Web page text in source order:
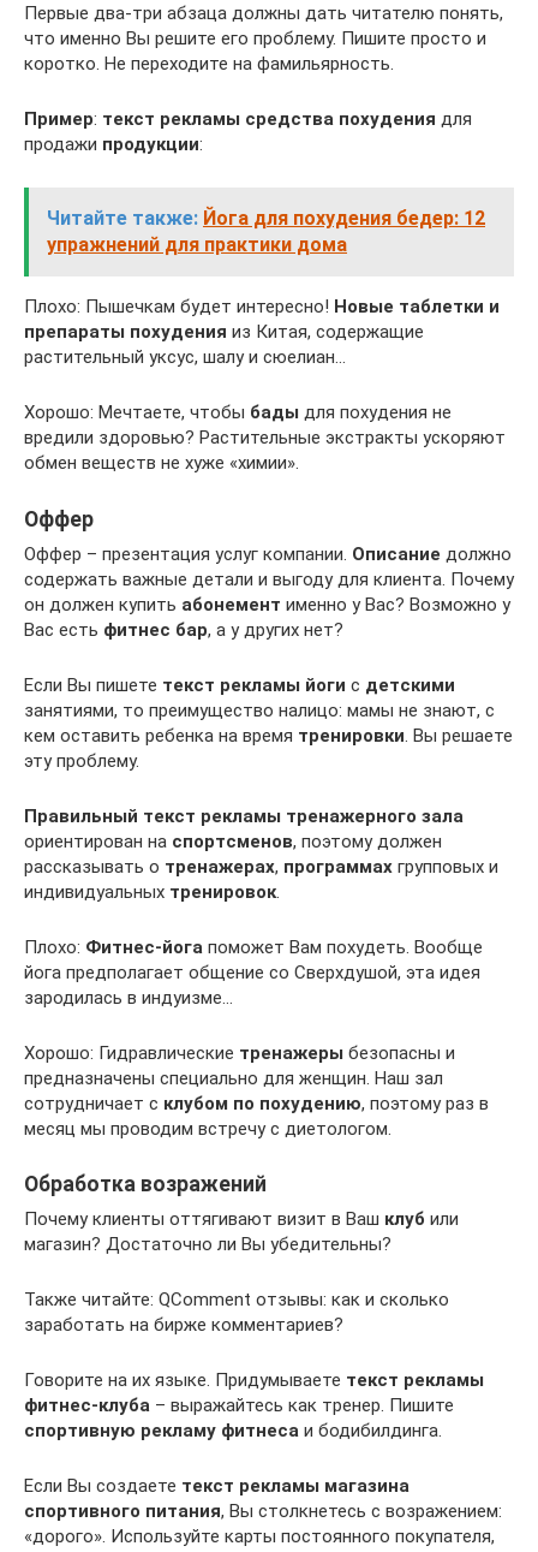
Первые два-три абзаца должны дать читателю понять,
что именно Вы решите его проблему. Пишите просто и
коротко. Не переходите на фамильярность.
Пример: текст рекламы средства похудения для
продажи продукции:
Читайте также: Йога для похудения бедер: 12
упражнений для практики дома
Плохо: Пышечкам будет интересно! Новые таблетки и
препараты похудения из Китая, содержащие
растительный уксус, шалу и сюелиан…
Хорошо: Мечтаете, чтобы бады для похудения не
вредили здоровью? Растительные экстракты ускоряют
обмен веществ не хуже «химии».
Оффер
Оффер – презентация услуг компании. Описание должно
содержать важные детали и выгоду для клиента. Почему
он должен купить абонемент именно у Вас? Возможно у
Вас есть фитнес бар, а у других нет?
Если Вы пишете текст рекламы йоги с детскими
занятиями, то преимущество налицо: мамы не знают, с
кем оставить ребенка на время тренировки . Вы решаете
эту проблему.
Правильный текст рекламы тренажерного зала
ориентирован на спортсменов, поэтому должен
рассказывать о тренажерах, программах групповых и
индивидуальных тренировок
Плохо: Фитнес-йога поможет Вам похудеть. Вообще
йога предполагает общение со Сверхдушой, эта идея
зародилась в индуизме…
Хорошо: Гидравлические тренажеры безопасны и
предназначены специально для женщин. Наш зал
сотрудничает с клубом по похудению, поэтому раз в
месяц мы проводим встречу с диетологом.
Обработка возражений
Почему клиенты оттягивают визит в Ваш клуб или
магазин? Достаточно ли Вы убедительны?
Также читайте: QComment отзывы: как и сколько
заработать на бирже комментариев?
Говорите на их языке. Придумываете текст рекламы
фитнес-клуба – выражайтесь как тренер. Пишите
спортивную рекламу фитнеса и бодибилдинга.
Если Вы создаете текст рекламы магазина
спортивного питания, Вы столкнетесь с возражением:
«дорого». Используйте карты постоянного покупателя,